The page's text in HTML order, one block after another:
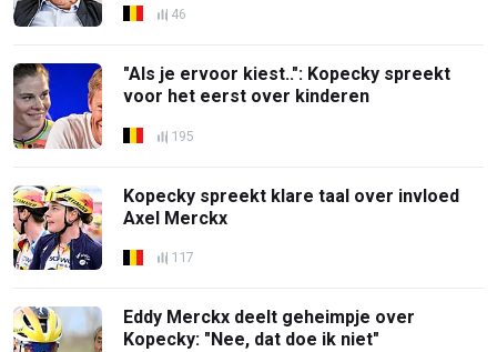
46
"Als je ervoor kiest..": Kopecky spreekt
voor het eerst over kinderen
195
Kopecky spreekt klare taal over invloed
Axel Merckx
117
Eddy Merckx deelt geheimpje over
Kopecky: "Nee, dat doe ik niet"